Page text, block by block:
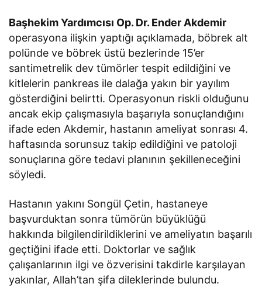
Başhekim Yardımcısı Op. Dr. Ender Akdemir
operasyona ilişkin yaptığı açıklamada, böbrek alt
polünde ve böbrek üstü bezlerinde 15’er
santimetrelik dev tümörler tespit edildiğini ve
kitlelerin pankreas ile dalağa yakın bir yayılım
gösterdiğini belirtti. Operasyonun riskli olduğunu
ancak ekip çalışmasıyla başarıyla sonuçlandığını
ifade eden Akdemir, hastanın ameliyat sonrası 4.
haftasında sorunsuz takip edildiğini ve patoloji
sonuçlarına göre tedavi planının şekilleneceğini
söyledi.
Hastanın yakını Songül Çetin, hastaneye
başvurduktan sonra tümörün büyüklüğü
hakkında bilgilendirildiklerini ve ameliyatın başarılı
geçtiğini ifade etti. Doktorlar ve sağlık
çalışanlarının ilgi ve özverisini takdirle karşılayan
yakınlar, Allah’tan şifa dileklerinde bulundu.